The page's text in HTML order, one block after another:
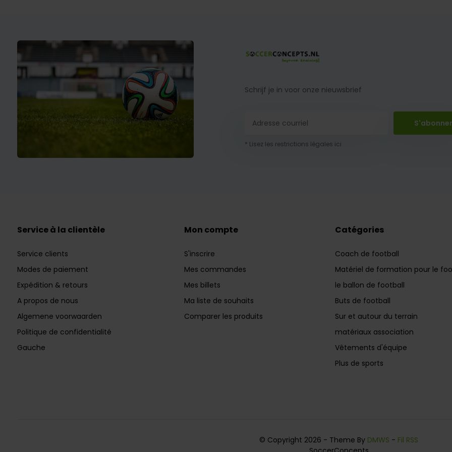
Schrijf je in voor onze nieuwsbrief
* Lisez les restrictions légales ici
Service à la clientèle
Service clients
Modes de paiement
Expédition & retours
A propos de nous
Algemene voorwaarden
Politique de confidentialité
Gauche
Mon compte
S'inscrire
Mes commandes
Mes billets
Ma liste de souhaits
Comparer les produits
Catégories
Coach de football
Matériel de formation pour le
le ballon de football
Buts de football
Sur et autour du terrain
matériaux association
Vêtements d'équipe
Plus de sports
© Copyright 2026 - Theme By DMWS - Fil RSS